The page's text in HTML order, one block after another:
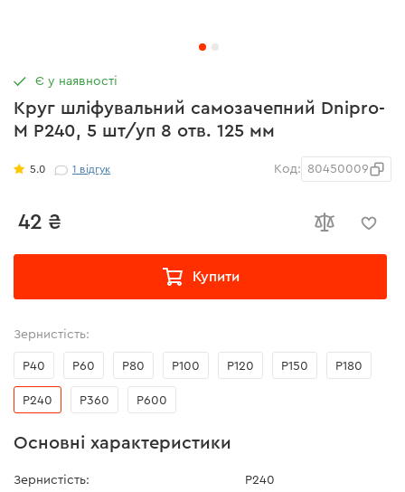
Круг шліфувальний самозачепний Dnipro-
M Р240, 5 шт/уп 8 отв. 125 мм
5.0 1 відгук Код: 80450009
42 ₴
Купити
Є у наявності
Зернистість:
Р40 Р60 Р80 Р100 Р120 Р150 Р180
Р240 Р360 Р600
Основні характеристики
Зернистість: Р240